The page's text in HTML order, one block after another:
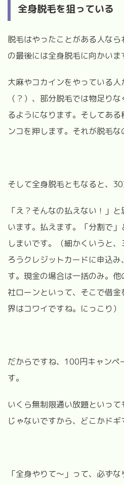
全身脱毛を狙っている
脱毛はやったことがある人な
の最後には全身脱毛に向かいま
大麻やコカインをやっている
（？）、部分脱毛では物足り
るようになります。そしてあ
ンコを押します。それが脱毛な
そして全身脱毛ともなると、30
「え？そんなの払えない！」
います。払えます。「分割で
しまいです。（細かくいうと
ろうクレジットカードに申込
す。現金の場合は一括のみ。
社ローンといって、そこで借
界はコワイですね。にっこり）
だからですね、100円キャンペ
す。
いくら無制限通い放題といっ
じゃないですから、どこかドギ
「全身やりて〜」って、必ずな